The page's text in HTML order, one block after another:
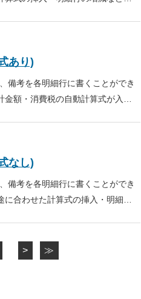
あり)
備考を各明細行に書くことができ
金額・消費税の自動計算式が入…
なし)
備考を各明細行に書くことができ
に合わせた計算式の挿入・明細…
> ≫